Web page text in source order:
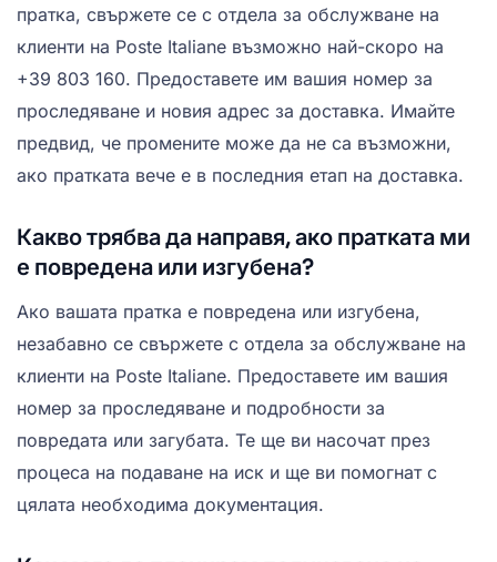
пратка, свържете се с отдела за обслужване на
клиенти на Poste Italiane възможно най-скоро на
+39 803 160. Предоставете им вашия номер за
проследяване и новия адрес за доставка. Имайте
предвид, че промените може да не са възможни,
ако пратката вече е в последния етап на доставка.
Какво трябва да направя, ако пратката ми
е повредена или изгубена?
Ако вашата пратка е повредена или изгубена,
незабавно се свържете с отдела за обслужване на
клиенти на Poste Italiane. Предоставете им вашия
номер за проследяване и подробности за
повредата или загубата. Те ще ви насочат през
процеса на подаване на иск и ще ви помогнат с
цялата необходима документация.